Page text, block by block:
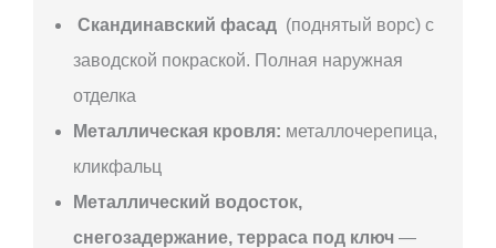
Скандинавский фасад (поднятый ворс) с
заводской покраской. Полная наружная
отделка
Металлическая кровля: металлочерепица,
кликфальц
Металлический водосток,
снегозадержание, терраса под ключ —